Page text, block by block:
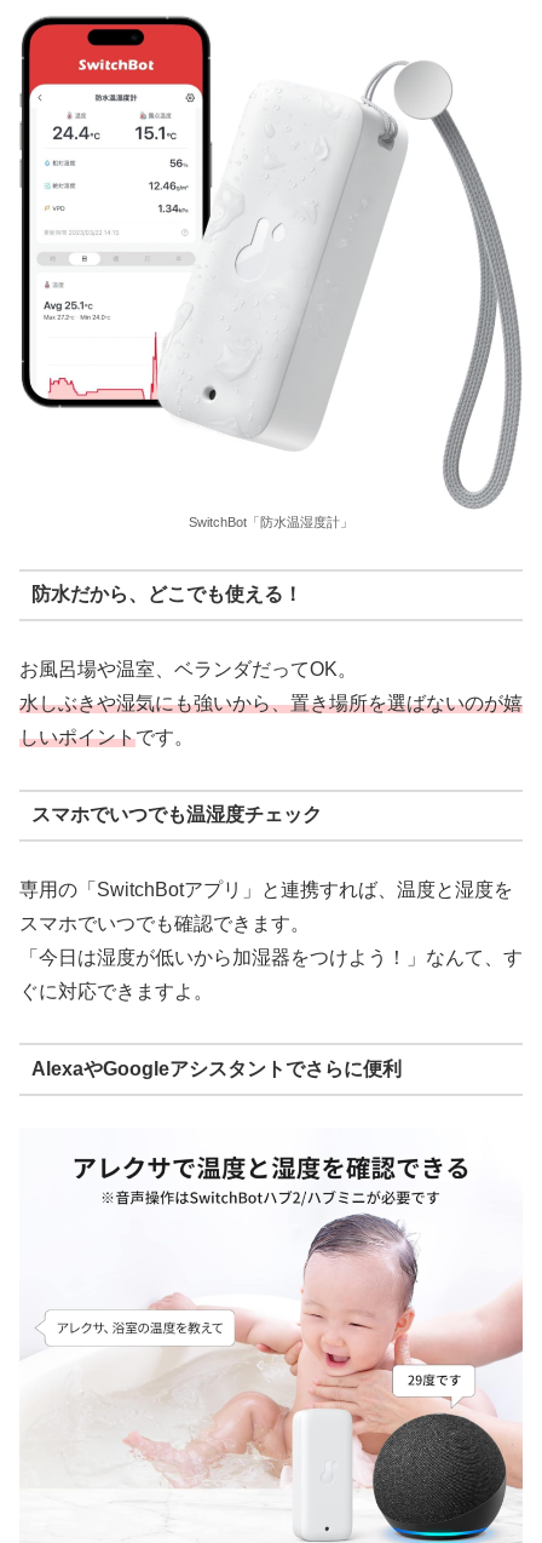
SwitchBot「防水温湿度計」
防水だから、どこでも使える！
お風呂場や温室、ベランダだってOK。
水しぶきや湿気にも強いから、置き場所を選ばないのが嬉
しいポイントです。
スマホでいつでも温湿度チェック
専用の「SwitchBotアプリ」と連携すれば、温度と湿度を
スマホでいつでも確認できます。
「今日は湿度が低いから加湿器をつけよう！」なんて、す
ぐに対応できますよ。
AlexaやGoogleアシスタントでさらに便利